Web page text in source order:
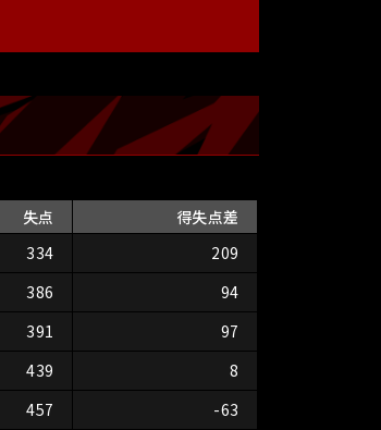
失点 得失点差
334 209
386 94
391 97
439 8
457 -63